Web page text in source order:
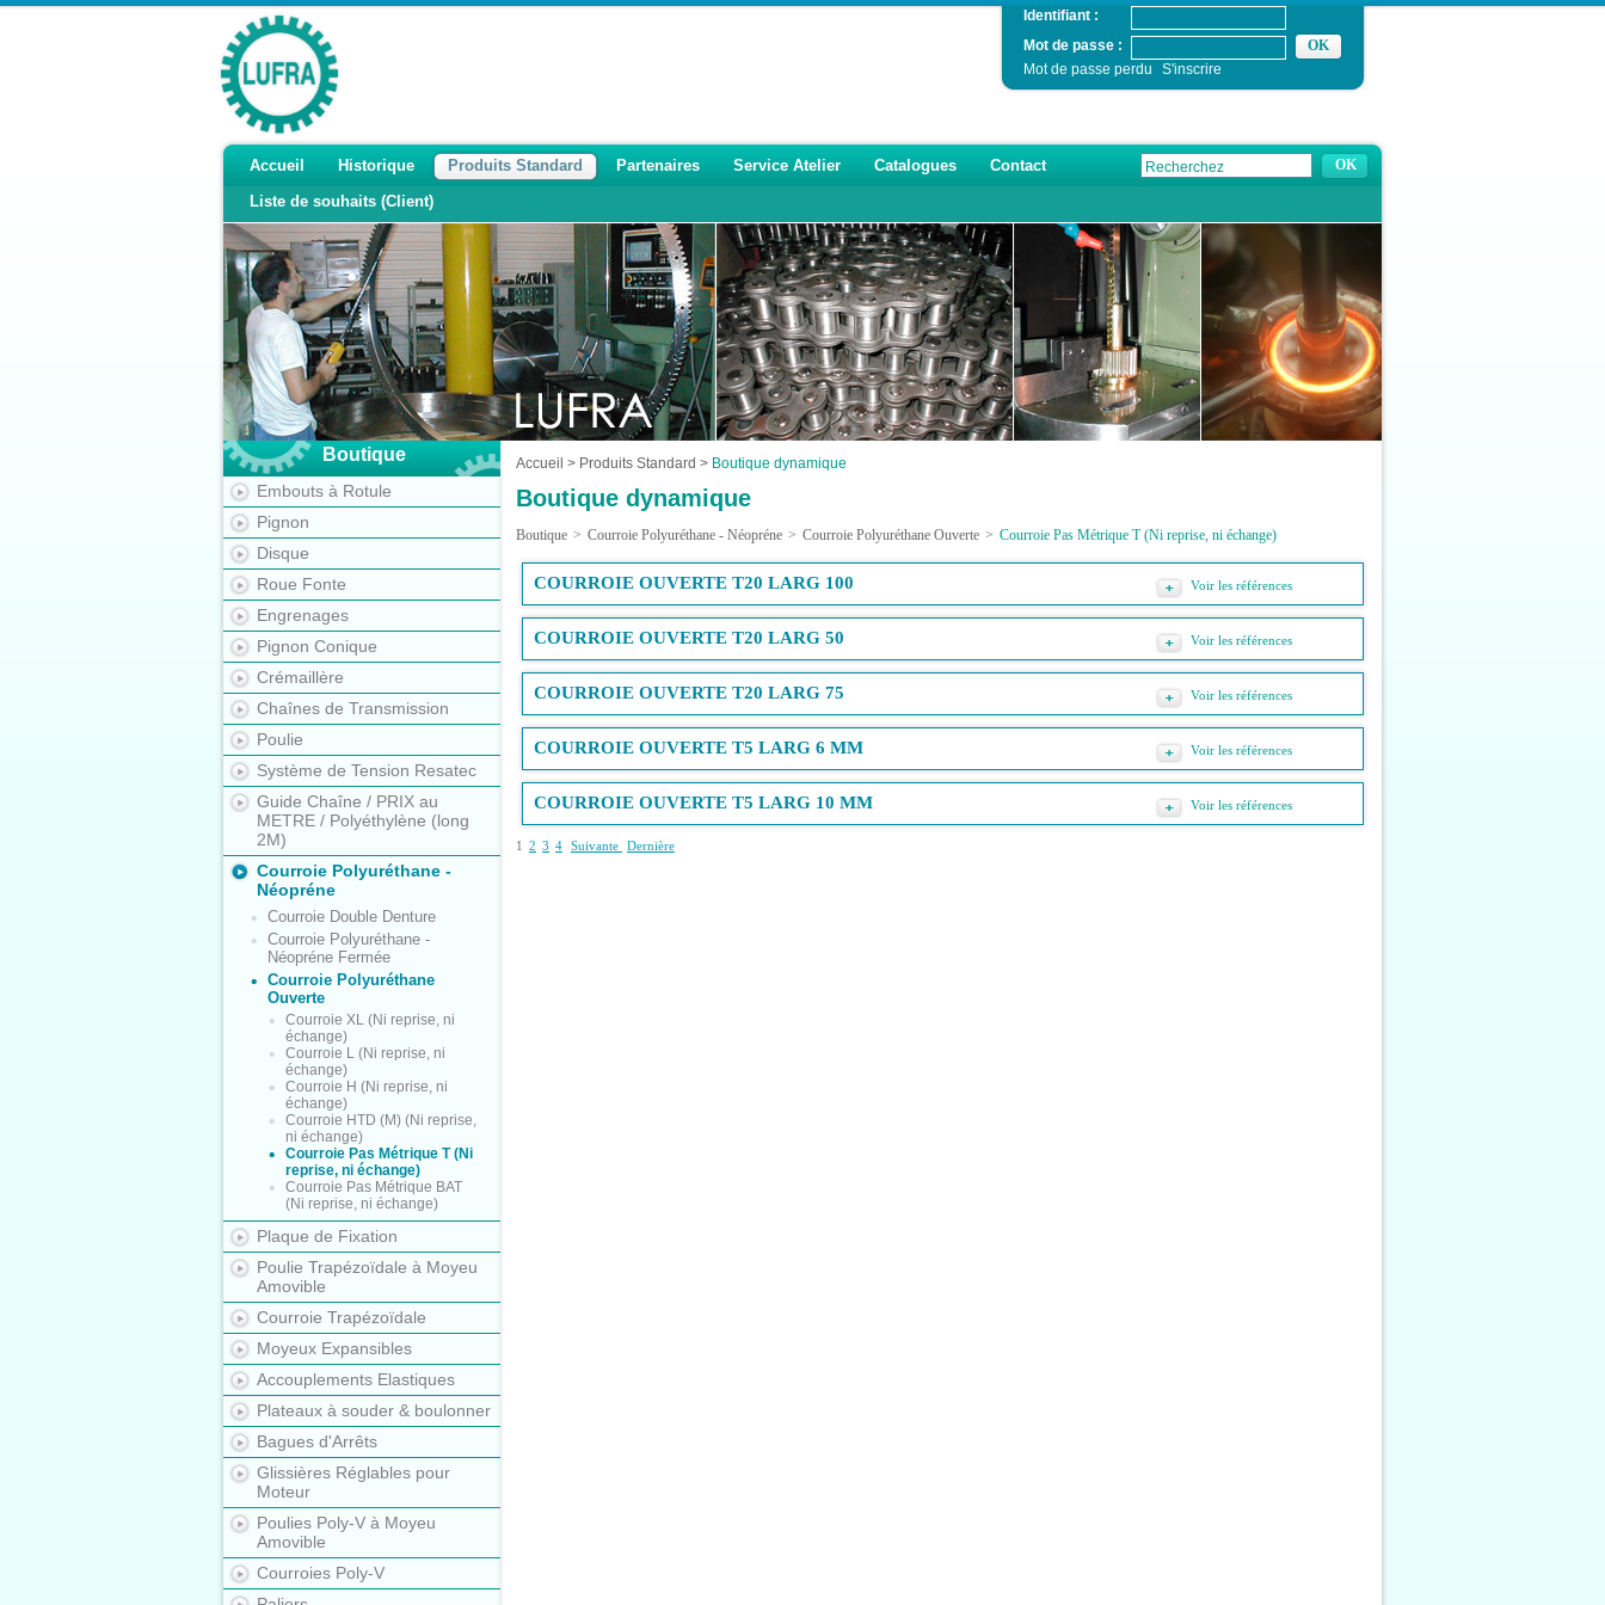
Identifiant :
Mot de passe :
Mot de passe perdu
S'inscrire
Accueil Historique Produits Standard Partenaires Service Atelier Catalogues
Contact
Liste de souhaits (Client)
Boutique
Embouts à Rotule
Pignon
Disque
Roue Fonte
Engrenages
Pignon Conique
Crémaillère
Chaînes de Transmission
Poulie
Système de Tension Resatec
Guide Chaîne / PRIX au
METRE / Polyéthylène (long
2M)
Courroie Polyuréthane -
Néopréne
Courroie Double Denture
Courroie Polyuréthane -
Néopréne Fermée
Courroie Polyuréthane
Ouverte
Courroie XL (Ni reprise, ni
échange)
Courroie L (Ni reprise, ni
échange)
Courroie H (Ni reprise, ni
échange)
Courroie HTD (M) (Ni reprise,
ni échange)
Courroie Pas Métrique T (Ni
reprise, ni échange)
Courroie Pas Métrique BAT
(Ni reprise, ni échange)
Plaque de Fixation
Poulie Trapézoïdale à Moyeu
Amovible
Courroie Trapézoïdale
Moyeux Expansibles
Accouplements Elastiques
Plateaux à souder & boulonner
Bagues d'Arrêts
Glissières Réglables pour
Moteur
Poulies Poly-V à Moyeu
Amovible
Courroies Poly-V
Accueil > Produits Standard > Boutique dynamique
Boutique dynamique
Boutique > Courroie Polyuréthane - Néopréne > Courroie Polyuréthane Ouverte > Courroie Pas Métrique T (Ni reprise, ni échange)
COURROIE OUVERTE T20 LARG 100 Voir les références
COURROIE OUVERTE T20 LARG 50 Voir les références
COURROIE OUVERTE T20 LARG 75 Voir les références
COURROIE OUVERTE T5 LARG 6 MM Voir les références
COURROIE OUVERTE T5 LARG 10 MM Voir les références
1 2 3 4 Suivante Dernière